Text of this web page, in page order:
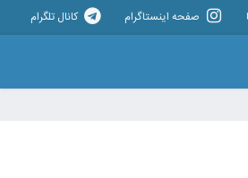
کانال تلگرام صفحه اینستاگرام